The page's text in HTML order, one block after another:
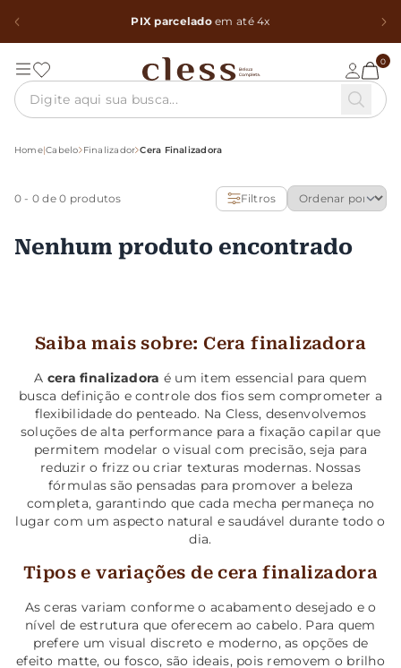
PIX parceladoem até 4x
0
Home|Cabelo Finalizador Cera Finalizadora
0 - 0 de 0 produtos Filtros
Nenhum produto encontrado
Saiba mais sobre: Cera finalizadora
A cera finalizadora é um item essencial para quem
busca definição e controle dos fios sem comprometer a
flexibilidade do penteado. Na Cless, desenvolvemos
soluções de alta performance para a fixação capilar que
permitem modelar o visual com precisão, seja para
reduzir o frizz ou criar texturas modernas. Nossas
fórmulas são pensadas para promover a beleza
completa, garantindo que cada mecha permaneça no
lugar com um aspecto natural e saudável durante todo o
dia.
Tipos e variações de cera finalizadora
As ceras variam conforme o acabamento desejado e o
nível de estrutura que oferecem ao cabelo. Para quem
prefere um visual discreto e moderno, as opções de
efeito matte, ou fosco, são ideais, pois removem o brilho